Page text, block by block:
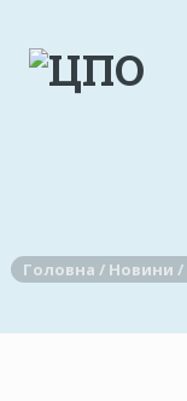
Головна / Новини /